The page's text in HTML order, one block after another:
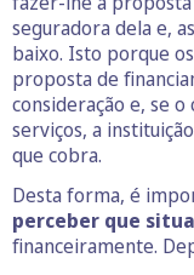
seguradora dela e,
baixo. Isto porque
proposta de
consideração e, se
serviços, a
que cobra.
Desta forma, é
perceber que
financeiramente.